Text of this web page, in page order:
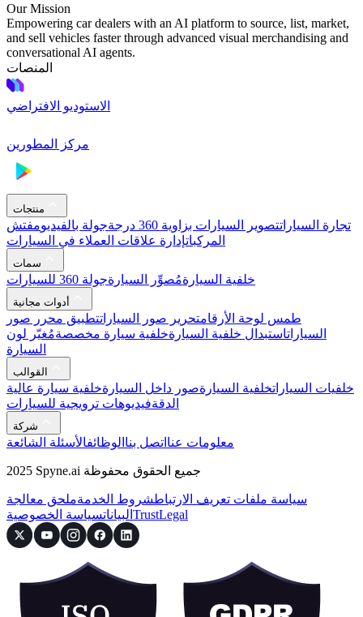
Our Mission
Empowering car dealers with an AI platform to source, list, market,
and sell vehicles faster through advanced visual merchandising and
conversational AI agents.
المنصات
الاستوديو الافتراضي
مركز المطورين
منتجات
تجارة السياراتتصوير السيارات بزاوية 360 درجة جولة بالفيديومفتش
المركباتإدارة علاقات العملاء في السيارات
سمات
خلفية السيارةمُصوِّر السيارةجولة 360 للسيارات
أدوات مجانية
طمس لوحة الأرقامتحرير صور السياراتتطبيق محرر صور
السياراتاستبدال خلفية السيارةخلفية سيارة مخصصةمُغيّر لون
السيارة
القوالب
خلفيات السياراتخلفية السيارةصور داخل السيارةخلفية سيارة عالية
الدقةفيديوهات ترويجية للسيارات
شركة
معلومات عنا اتصل بنا الوظائفالأسئلة الشائعة
2025 Spyne.ai جميع الحقوق محفوظة
سياسة ملفات تعريف الارتباطشروط الخدمةملحق معالجة
البياناتسياسة الخصوصية TrustLegal